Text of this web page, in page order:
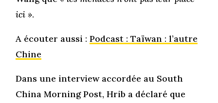
ici ».
A écouter aussi :Podcast : Taïwan : l’autre
Chine
Dans une interview accordée au South
China Morning Post, Hrib a déclaré que